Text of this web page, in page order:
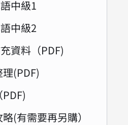
中級1
中級2
資料（PDF)
(PDF)
(有需要再另購）